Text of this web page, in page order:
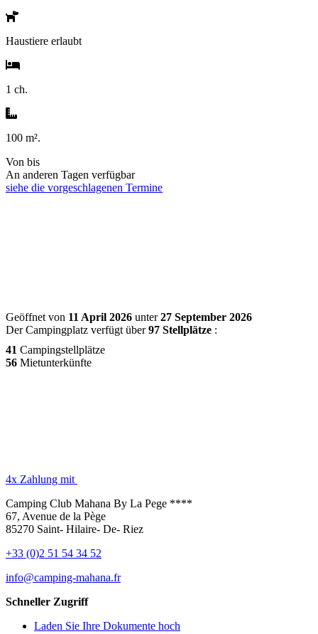
Haustiere erlaubt
1 ch.
100 m².
Von bis
An anderen Tagen verfügbar
siehe die vorgeschlagenen Termine
Geöffnet von 11 April 2026 unter27 September 2026
Der Campingplatz verfügt über97 Stellplätze :
41 Campingstellplätze
56 Mietunterkünfte
4x Zahlung mit
Camping Club Mahana By La Pege ****
67, Avenue de la Pège
85270 Saint- Hilaire- De- Riez
+33 (0)2 51 54 34 52
info@camping-mahana.fr
Schneller Zugriff
Laden Sie Ihre Dokumente hoch